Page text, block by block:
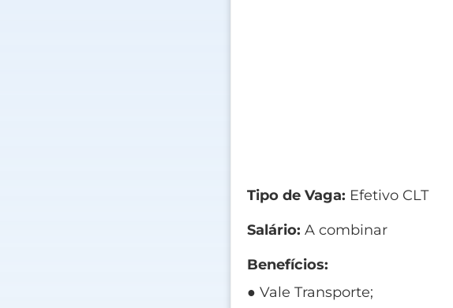
Tipo de Vaga: Efetivo CLT
Salário: A combinar
Benefícios:
● Vale Transporte;